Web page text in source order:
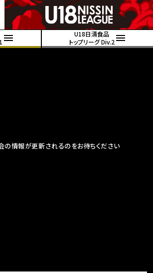
U18日清食品
トップリーグ Div.2
の情報が更新されるのをお待ちください